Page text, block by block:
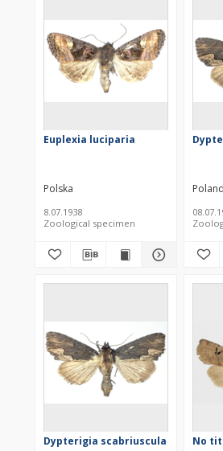
Euplexia luciparia
Polska
8.07.1938
Zoological specimen
Poland
Dypterigia scabriuscula No